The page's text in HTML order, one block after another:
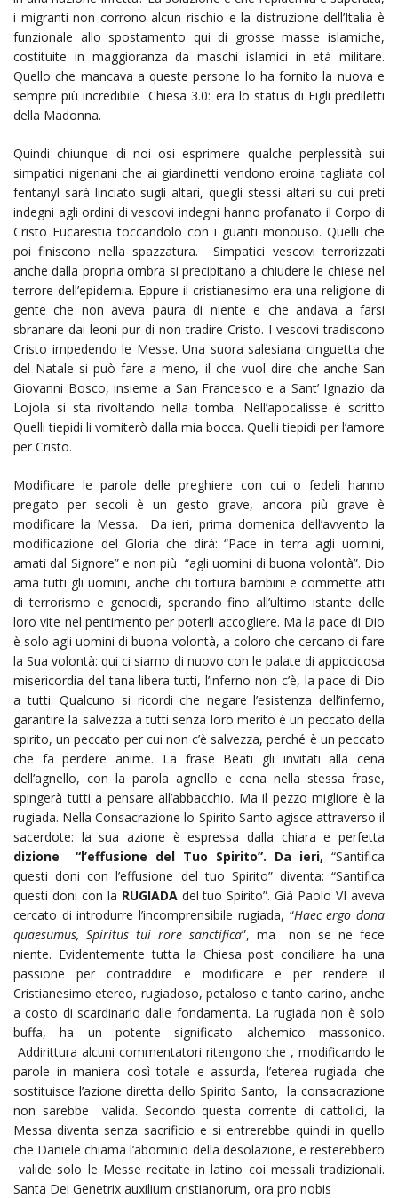
i migranti non corrono alcun rischio e la distruzione dell’Italia è
funzionale allo spostamento qui di grosse masse islamiche,
costituite in maggioranza da maschi islamici in età militare.
Quello che mancava a queste persone lo ha fornito la nuova e
sempre più incredibile Chiesa 3.0: era lo status di Figli prediletti
della Madonna.
Quindi chiunque di noi osi esprimere qualche perplessità sui
simpatici nigeriani che ai giardinetti vendono eroina tagliata col
fentanyl sarà linciato sugli altari, quegli stessi altari su cui preti
indegni agli ordini di vescovi indegni hanno profanato il Corpo di
Cristo Eucarestia toccandolo con i guanti monouso. Quelli che
poi finiscono nella spazzatura. Simpatici vescovi terrorizzati
anche dalla propria ombra si precipitano a chiudere le chiese nel
terrore dell’epidemia. Eppure il cristianesimo era una religione di
gente che non aveva paura di niente e che andava a farsi
sbranare dai leoni pur di non tradire Cristo. I vescovi tradiscono
Cristo impedendo le Messe. Una suora salesiana cinguetta che
del Natale si può fare a meno, il che vuol dire che anche San
Giovanni Bosco, insieme a San Francesco e a Sant’ Ignazio da
Lojola si sta rivoltando nella tomba. Nell’apocalisse è scritto
Quelli tiepidi li vomiterò dalla mia bocca. Quelli tiepidi per l’amore
per Cristo.
Modificare le parole delle preghiere con cui o fedeli hanno
pregato per secoli è un gesto grave, ancora più grave è
modificare la Messa. Da ieri, prima domenica dell’avvento la
modificazione del Gloria che dirà: “Pace in terra agli uomini,
amati dal Signore” e non più “agli uomini di buona volontà”. Dio
ama tutti gli uomini, anche chi tortura bambini e commette atti
di terrorismo e genocidi, sperando fino all’ultimo istante delle
loro vite nel pentimento per poterli accogliere. Ma la pace di Dio
è solo agli uomini di buona volontà, a coloro che cercano di fare
la Sua volontà: qui ci siamo di nuovo con le palate di appiccicosa
misericordia del tana libera tutti, l’inferno non c’è, la pace di Dio
a tutti. Qualcuno si ricordi che negare l’esistenza dell’inferno,
garantire la salvezza a tutti senza loro merito è un peccato della
spirito, un peccato per cui non c’è salvezza, perché è un peccato
che fa perdere anime. La frase Beati gli invitati alla cena
dell’agnello, con la parola agnello e cena nella stessa frase,
spingerà tutti a pensare all’abbacchio. Ma il pezzo migliore è la
rugiada. Nella Consacrazione lo Spirito Santo agisce attraverso il
sacerdote: la sua azione è espressa dalla chiara e perfetta
dizione “l’effusione del Tuo Spirito”. Da ieri, “Santifica
questi doni con l’effusione del tuo Spirito” diventa: “Santifica
questi doni con la RUGIADA del tuo Spirito”. Già Paolo VI aveva
cercato di introdurre l’incomprensibile rugiada, “Haec ergo dona
quaesumus, Spiritus tui rore sanctifica”, ma non se ne fece
niente. Evidentemente tutta la Chiesa post conciliare ha una
passione per contraddire e modificare e per rendere il
Cristianesimo etereo, rugiadoso, petaloso e tanto carino, anche
a costo di scardinarlo dalle fondamenta. La rugiada non è solo
buffa, ha un potente significato alchemico massonico.
Addirittura alcuni commentatori ritengono che , modificando le
parole in maniera così totale e assurda, l’eterea rugiada che
sostituisce l’azione diretta dello Spirito Santo, la consacrazione
non sarebbe valida. Secondo questa corrente di cattolici, la
Messa diventa senza sacrificio e si entrerebbe quindi in quello
che Daniele chiama l’abominio della desolazione, e resterebbero
valide solo le Messe recitate in latino coi messali tradizionali.
Santa Dei Genetrix auxilium cristianorum, ora pro nobis